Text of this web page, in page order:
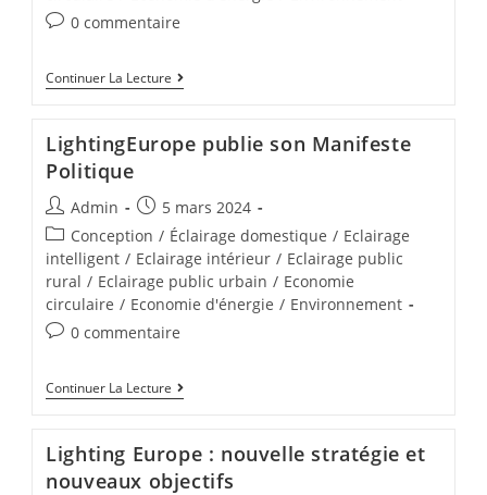
0 commentaire
Continuer La Lecture
LightingEurope publie son Manifeste
Politique
Admin
5 mars 2024
Conception / Éclairage domestique / Eclairage
intelligent / Eclairage intérieur / Eclairage public
rural / Eclairage public urbain / Economie
circulaire / Economie d'énergie / Environnement
0 commentaire
Continuer La Lecture
Lighting Europe : nouvelle stratégie et
nouveaux objectifs